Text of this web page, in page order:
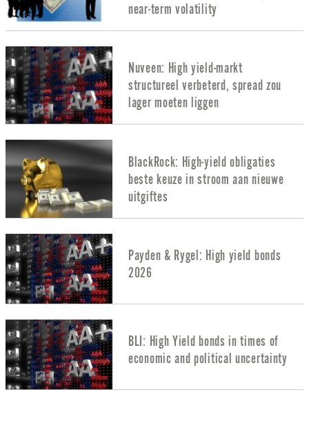
near-term volatility
Nuveen: High yield-markt
structureel verbeterd, spread zou
lager moeten liggen
BlackRock: High-yield obligaties
beste keuze in stroom aan nieuwe
uitgiftes
Payden & Rygel: High yield bonds
2026
BLI: High Yield bonds in times of
economic and political uncertainty